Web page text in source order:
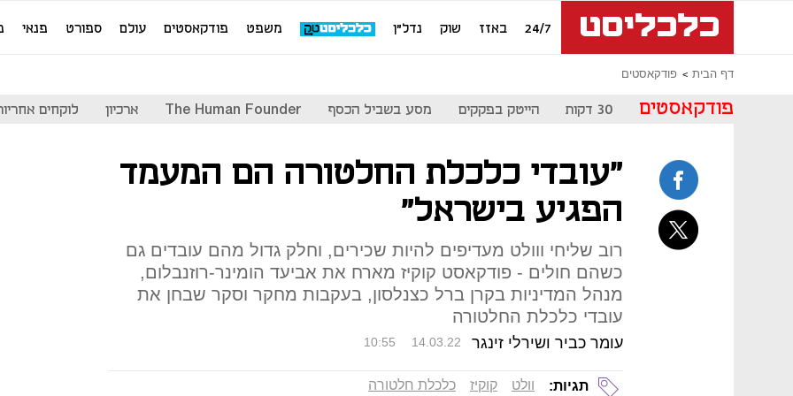
24/7 באזז שוק נדל"ן משפט פודקאסטים עולם ספורט פנאי
דף הבית פודקאסטים
פודקאסטים 30 דקות הייטק בפקקים מסע בשביל הכסף The Human Founder ארכיון לוקחים
"עובדי כלכלת החלטורה הם המעמד
הפגיע בישראל"
רוב שליחי ווולט מעדיפים להיות שכירים, וחלק גדול מהם עובדים גם
כשהם חולים - פודקאסט קוקיז מארח את אביעד הומינר-רוזנבלום,
מנהל המדיניות בקרן ברל כצנלסון, בעקבות מחקר וסקר שבחן את
עובדי כלכלת החלטורה
עומר כביר ושירלי זינגר 10:55 14.03.22
תגיות: וולט קוקיז כלכלת חלטורה